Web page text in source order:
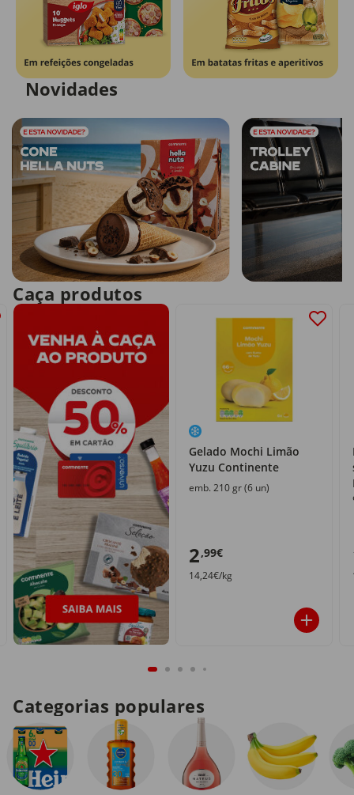
Novidades
Caça produtos
Gelado Mochi Limão
Yuzu Continente
emb. 210 gr (6 un)
2,99€
14,24€/kg
Categorias populares